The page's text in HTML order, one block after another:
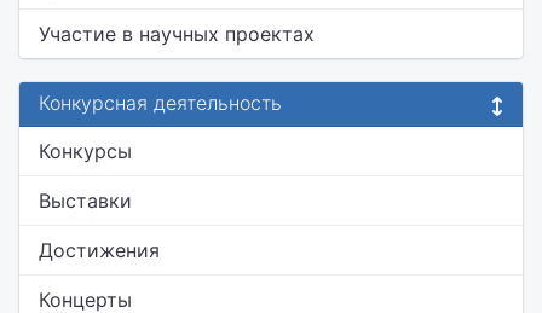
Участие в научных проектах
Конкурсная деятельность
Конкурсы
Выставки
Достижения
Концерты